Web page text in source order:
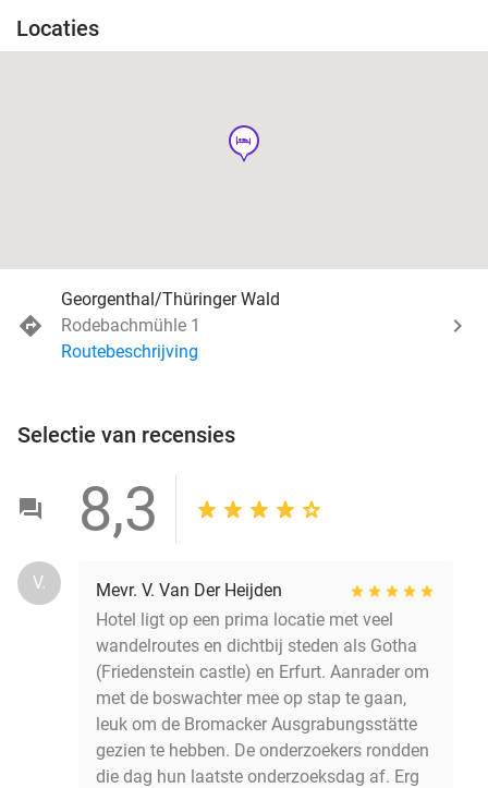
Locaties
hotel
Georgenthal/Thüringer Wald
Rodebachmühle 1
Routebeschrijving
Selectie van recensies
8,3
V.
Mevr. V. Van Der Heijden
Hotel ligt op een prima locatie met veel
wandelroutes en dichtbij steden als Gotha
(Friedenstein castle) en Erfurt. Aanrader om
met de boswachter mee op stap te gaan,
leuk om de Bromacker Ausgrabungsstätte
gezien te hebben. De onderzoekers rondden
die dag hun laatste onderzoeksdag af. Erg